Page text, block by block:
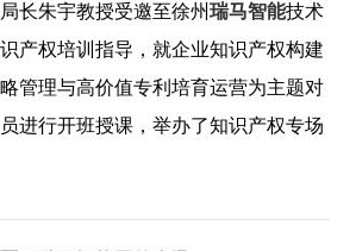
长朱宇教授受邀至徐州瑞马智能技术
产权培训指导，就企业知识产权构建
管理与高价值专利培育运营为主题对
进行开班授课，举办了知识产权专场